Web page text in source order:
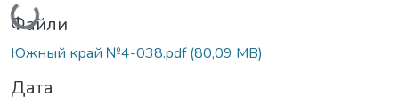
Файли
Южный край №4-038.pdf(80,09 MB)
Дата